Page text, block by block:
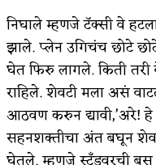
निघाले म्हणजे टॅक्सी वे
झाले. प्लेन उगिचंच छोटे
घेत फिरु लागले. किती
राहिले. शेवटी मला असं
आठवण करुन द्यावी,’अरे!
सहनशक्तीचा अंत बघून